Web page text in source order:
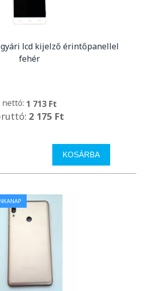
gyári lcd kijelző érintőpanellel
fehér
nettó: 1 713 Ft
2 175 Ft
KOSÁRBA